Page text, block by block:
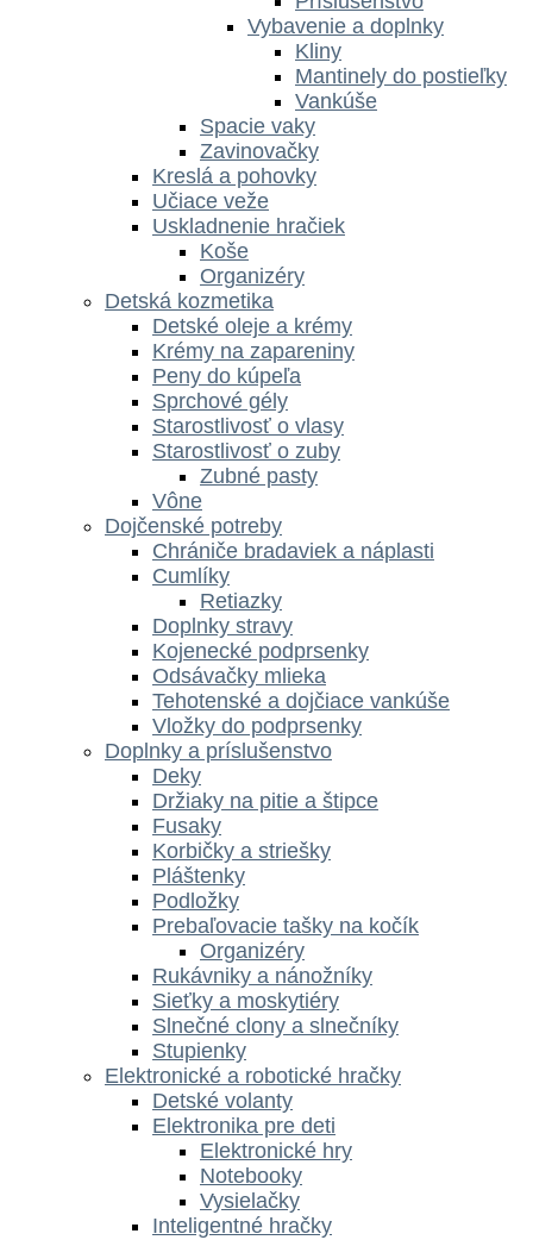
Vybavenie a doplnky
Kliny
Mantinely do postieľky
Vankúše
Spacie vaky
Zavinovačky
Kreslá a pohovky
Učiace veže
Uskladnenie hračiek
Koše
Organizéry
Detská kozmetika
Detské oleje a krémy
Krémy na zapareniny
Peny do kúpeľa
Sprchové gély
Starostlivosť o vlasy
Starostlivosť o zuby
Zubné pasty
Vône
Dojčenské potreby
Chrániče bradaviek a náplasti
Cumlíky
Retiazky
Doplnky stravy
Kojenecké podprsenky
Odsávačky mlieka
Tehotenské a dojčiace vankúše
Vložky do podprsenky
Doplnky a príslušenstvo
Deky
Držiaky na pitie a štipce
Fusaky
Korbičky a striešky
Pláštenky
Podložky
Prebaľovacie tašky na kočík
Organizéry
Rukávniky a nánožníky
Sieťky a moskytiéry
Slnečné clony a slnečníky
Stupienky
Elektronické a robotické hračky
Detské volanty
Elektronika pre deti
Elektronické hry
Notebooky
Vysielačky
Inteligentné hračky